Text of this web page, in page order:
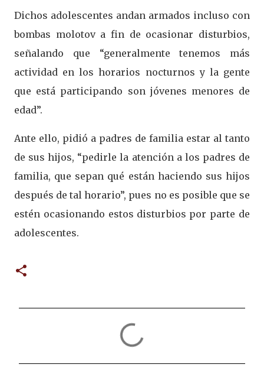
Dichos adolescentes andan armados incluso con
bombas molotov a fin de ocasionar disturbios,
señalando que “generalmente tenemos más
actividad en los horarios nocturnos y la gente
que está participando son jóvenes menores de
edad”.
Ante ello, pidió a padres de familia estar al tanto
de sus hijos, “pedirle la atención a los padres de
familia, que sepan qué están haciendo sus hijos
después de tal horario”, pues no es posible que se
estén ocasionando estos disturbios por parte de
adolescentes.